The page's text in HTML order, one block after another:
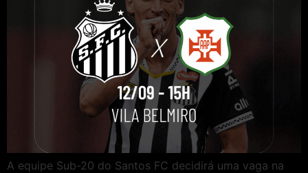
A equipe Sub-20 do Santos FC decidirá uma vaga na